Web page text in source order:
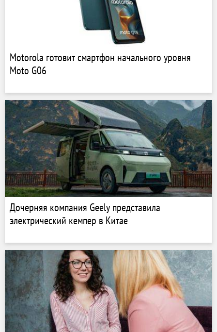
Motorola готовит смартфон начального уровня
Moto G06
Дочерняя компания Geely представила
электрический кемпер в Китае